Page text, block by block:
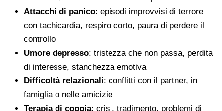
Attacchi di panico: episodi improvvisi di terrore
con tachicardia, respiro corto, paura di perdere il
controllo
Umore depresso: tristezza che non passa, perdita
di interesse, stanchezza emotiva
Difficoltà relazionali: conflitti con il partner, in
famiglia o nelle amicizie
Terapia di coppia: crisi, tradimento, problemi di